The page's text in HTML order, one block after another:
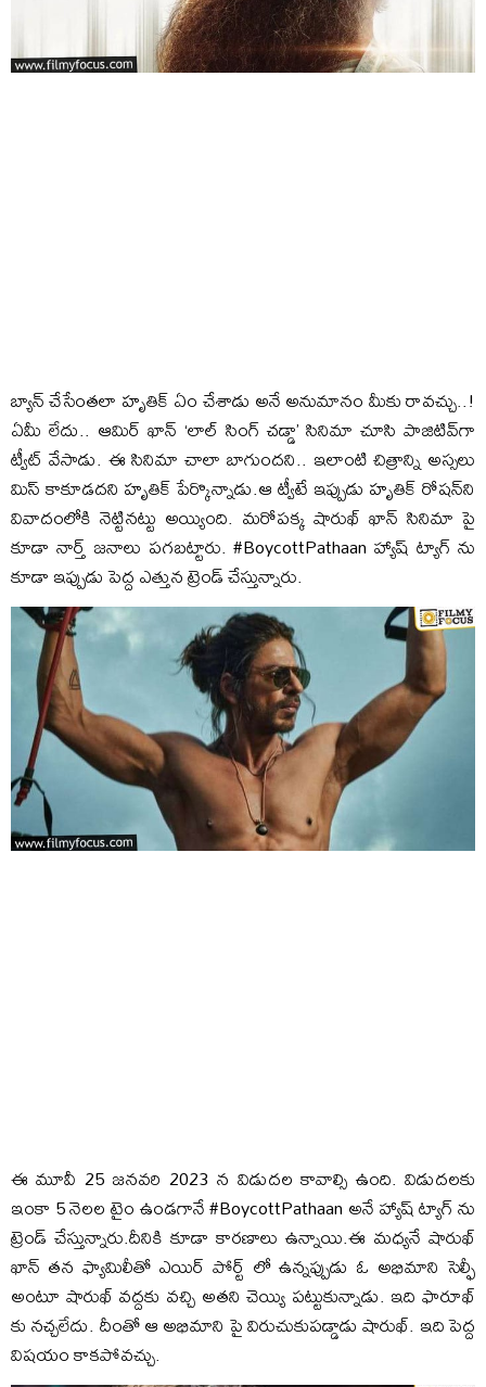
బ్యాన్ చేసేంతలా హృతిక్ ఏం చేశాడు అనే అనుమానం మీకు రావచ్చు..!
ఏమీ లేదు.. ఆమిర్‌ ఖాన్ ‘లాల్ సింగ్ చడ్డా’ సినిమా చూసి పాజిటివ్‌గా
ట్వీట్ వేసాడు. ఈ సినిమా చాలా బాగుందని.. ఇలాంటి చిత్రాన్ని అస్సలు
మిస్ కాకూడదని హృతిక్ పేర్కొన్నాడు.ఆ ట్వీటే ఇప్పుడు ‌హృతిక్ రోషన్‌‌ని
వివాదంలోకి నెట్టినట్టు అయ్యింది. మరోపక్క షారుఖ్ ఖాన్ సినిమా పై
కూడా నార్త్ జనాలు పగబట్టారు. #BoycottPathaan హ్యాష్ ట్యాగ్ ను
కూడా ఇప్పుడు పెద్ద ఎత్తున ట్రెండ్ చేస్తున్నారు.
ఈ మూవీ 25 జనవరి 2023 న విడుదల కావాల్సి ఉంది. విడుదలకు
ఇంకా 5 నెలల టైం ఉండగానే #BoycottPathaan అనే హ్యాష్ ట్యాగ్ ను
ట్రెండ్ చేస్తున్నారు.దీనికి కూడా కారణాలు ఉన్నాయి.ఈ మధ్యనే షారుఖ్
ఖాన్ తన ఫ్యామిలీతో ఎయిర్ పోర్ట్ లో ఉన్నప్పుడు ఓ అభిమాని సెల్ఫీ
అంటూ షారుఖ్ వద్దకు వచ్చి అతని చెయ్యి పట్టుకున్నాడు. ఇది ఫారూఖ్
కు న‌చ్చ‌లేదు. దీంతో ఆ అభిమాని పై విరుచుకుపడ్డాడు షారుఖ్. ఇది పెద్ద
విషయం కాకపోవచ్చు.